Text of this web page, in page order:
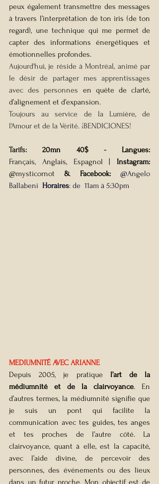
peux également transmettre des messages
à travers l’interprétation de ton iris (de ton
regard), une technique qui me permet de
capter des informations énergétiques et
émotionnelles profondes.
Aujourd'hui, je réside à Montréal, animé par
le désir de partager mes apprentissages
avec des personnes en quête de clarté,
d’alignement et d’expansion.
Toujours au service de la Lumière, de
l'Amour et de la Vérité. ¡BENDICIONES!
Tarifs: 20mn 40$ -
Français,
Anglais, Espagnol |
@mysticornot & Facebook: @Angelo
Ballabeni Horaires: de  11am à 5:30pm
MEDIUMNITÉ AVEC ARIANNE
Depuis 2005, je pratique l’art de la
médiumnité et de la clairvoyance. En
d’autres termes, la médiumnité signifie que
je suis un pont qui facilite la
communication avec tes guides, tes anges
et tes proches de l’autre côté. La
clairvoyance, quant à elle, est la capacité,
avec l’aide divine, de percevoir des
personnes, des événements ou des lieux
dans un futur proche. Mon objectif est de